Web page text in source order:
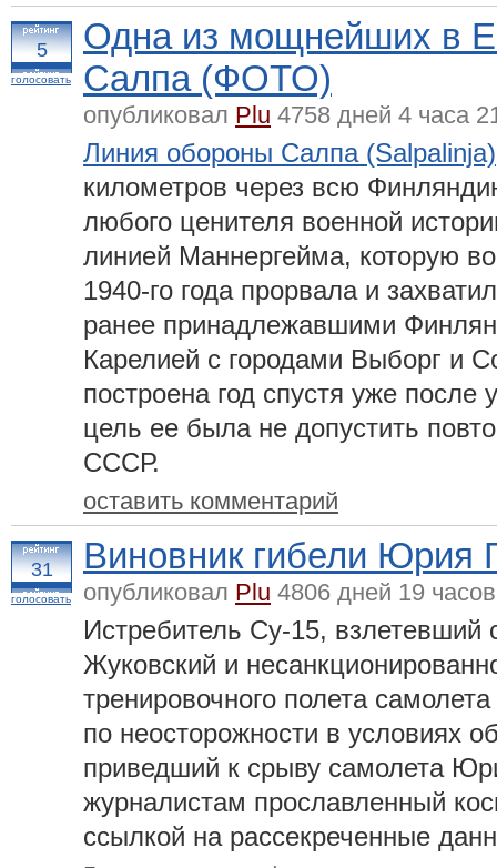
5
голосовать
Одна из мощнейших в
Салпа (ФОТО)
опубликовал Plu 4758 дней 4 часа
Линия обороны Салпа (Salpalinja)
километров через всю
любого ценителя военной
линией Маннергейма, которую
1940-го года прорвала и
ранее принадлежавшими
Карелией с городами Выборг и
построена год спустя уже
цель ее была не допустить
СССР.
оставить комментарий
31
голосовать
Виновник гибели Юрия
опубликовал Plu 4806 дней 19
Истребитель Су-15, взлетевший
Жуковский и
тренировочного полета
по неосторожности в условиях
приведший к срыву самолета
журналистам прославленный
ссылкой на рассекреченные